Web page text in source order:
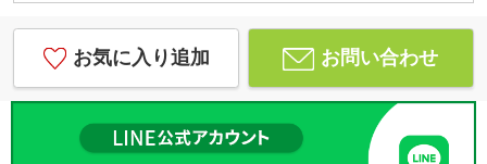
お気に入り追加 お問い合わせ